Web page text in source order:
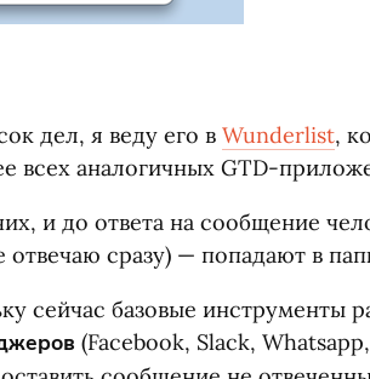
дел, я веду его в Wunderlist,
всех аналогичных GTD-
и до ответа на сообщение
отвечаю сразу) — попадают в
сейчас базовые инструменты
(Facebook, Slack,